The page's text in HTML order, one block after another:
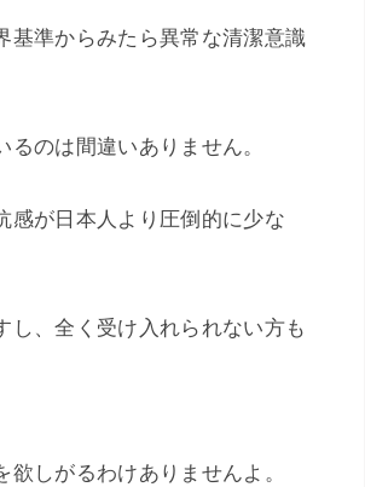
基準からみたら異常な清潔意識
のは間違いありません。
感が日本人より圧倒的に少な
し、全く受け入れられない方も
しがるわけありませんよ。